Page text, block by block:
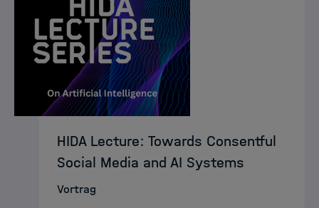
HIDA Lecture: Towards Consentful
Social Media and AI Systems
Vortrag